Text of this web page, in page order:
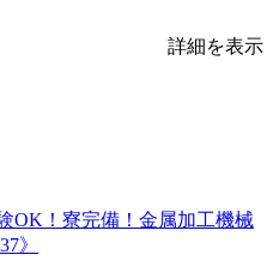
詳細を表示